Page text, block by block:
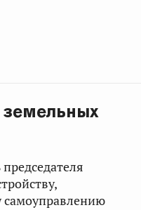
самоуправлению